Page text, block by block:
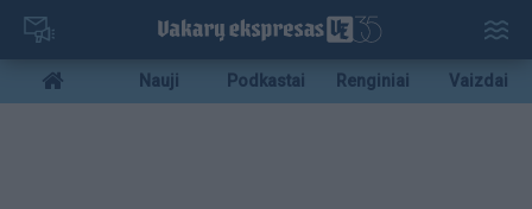
Pereiti
pagrindinį
turinį
Mobile
menu
Nauji Podkastai Renginiai Vaizdai